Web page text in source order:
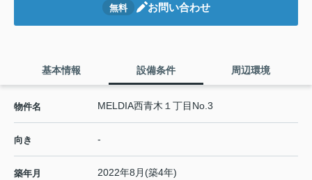
無料 お問い合わせ
基本情報 設備条件 周辺環境
物件名 MELDIA西青木１丁目No.3
向き -
築年月 2022年8月(築4年)